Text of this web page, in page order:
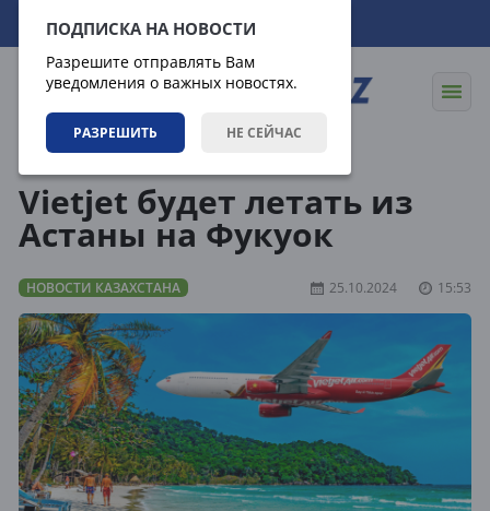
ПОДПИСКА НА НОВОСТИ
Разрешите отправлять Вам
уведомления о важных новостях.
РАЗРЕШИТЬ НЕ СЕЙЧАС
08.08.2026 04:24:12
Vietjet будет летать из
Астаны на Фукуок
НОВОСТИ КАЗАХСТАНА 25.10.2024 15:53